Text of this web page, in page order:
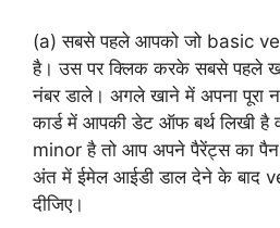
(a) सबसे पहले आपको जो basic
है। उस पर क्लिक करके सबसे पहले
नंबर डाले। अगले खाने में अपना पूरा
कार्ड में आपकी डेट ऑफ बर्थ लिखी है
minor है तो आप अपने पैरेंट्स का
अंत में ईमेल आईडी डाल देने के बाद
दीजिए।